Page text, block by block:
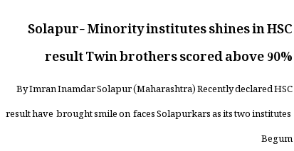
Solapur- Minority institutes shines in HSC
result Twin brothers scored above 90%
By Imran Inamdar Solapur (Maharashtra) Recently declared HSC
result have brought smile on faces Solapurkars as its two institutes
Begum